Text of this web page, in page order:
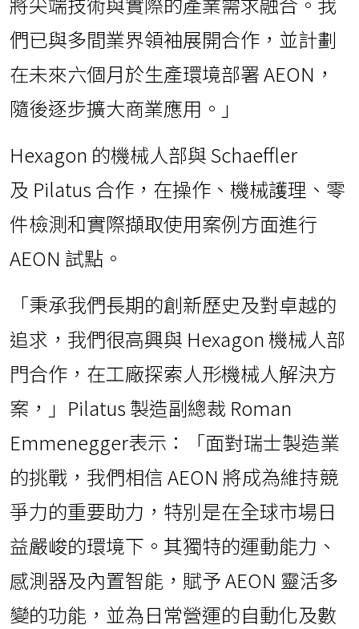
們已與多間業界領袖展開合作，並計劃
在未來六個月於生產環境部署 AEON，
隨後逐步擴大商業應用。」
Hexagon 的機械人部與 Schaeffler
及 Pilatus 合作，在操作、機械護理、零
件檢測和實際擷取使用案例方面進行
AEON 試點。
「秉承我們長期的創新歷史及對卓越的
追求，我們很高興與 Hexagon 機械人部
門合作，在工廠探索人形機械人解決方
案，」Pilatus 製造副總裁 Roman
Emmenegger表示：「面對瑞士製造業
的挑戰，我們相信 AEON 將成為維持競
爭力的重要助力，特別是在全球市場日
益嚴峻的環境下。其獨特的運動能力、
感測器及內置智能，賦予 AEON 靈活多
變的功能，並為日常營運的自動化及數